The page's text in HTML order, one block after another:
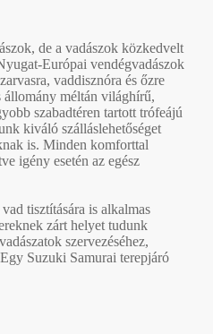
de a vadászok közkedvelt
Európai vendégvadászok
vaddisznóra és őzre
állomány méltán világhírű,
szabadtéren tartott trófeájú
kiváló szálláslehetőséget
is. Minden komforttal
igény esetén az egész
tisztítására is alkalmas
zárt helyet tudunk
szervezéséhez,
Suzuki Samurai terepjáró